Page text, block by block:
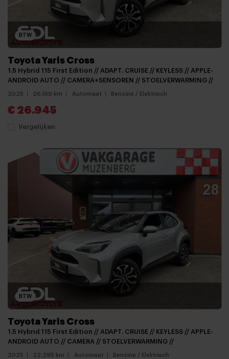
BTW
Toyota Yaris Cross
1.5 Hybrid 115 First Edition // ADAPT. CRUISE // KEYLESS // APPLE-
ANDROID AUTO // CAMERA+SENSOREN // STOELVERWARMING //
2025 26.199 km Automaat Benzine / Elektrisch
€ 26.945
Vergelijken
BTW
Toyota Yaris Cross
1.5 Hybrid 115 First Edition // ADAPT. CRUISE // KEYLESS // APPLE-
ANDROID AUTO // CAMERA // STOELVERWARMING //
2025 22.295 km Automaat Benzine / Elektrisch